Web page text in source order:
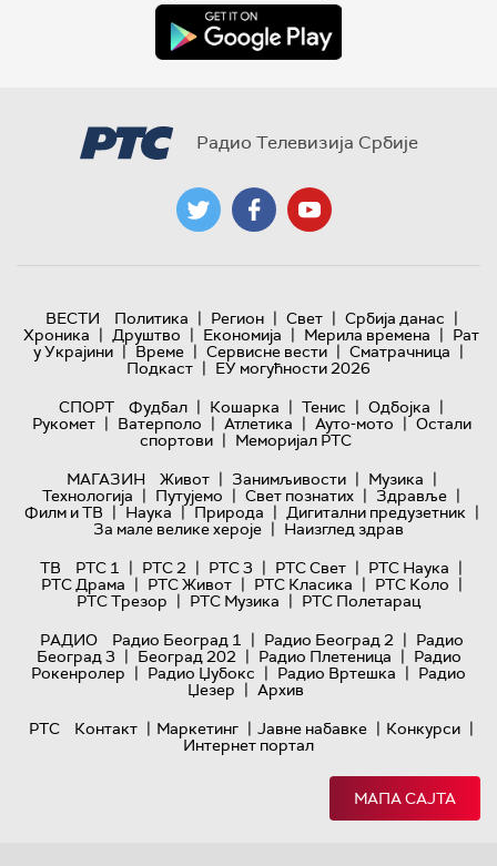
Радио Телевизија Србије
ВЕСТИ Политика | Регион | Свет | Србија данас |
Хроника | Друштво | Економија | Мерила времена | Рат
у Украјини | Време | Сервисне вести | Сматрачница |
Подкаст | ЕУ могућности 2026
СПОРТ
Фудбал | Кошарка | Тенис | Одбојка |
Рукомет | Ватерполо | Атлетика | Ауто-мото | Остали
спортови | Меморијал РТС
МАГАЗИН
Живот | Занимљивости | Музика |
Технологијa | Путујемо | Свет познатих | Здравље |
Филм и ТВ | Наука | Природа | Дигитални предузетник |
За мале велике хероје | Наизглед здрав
ТВ
РТС 1 | РТС 2 | РТС 3 | РТС Свет | РТС Наука |
РТС Драма | РТС Живот | РТС Класика | РТС Коло |
РТС Трезор | РТС Музика | РТС Полетарац
РАДИО
Радио Београд 1 | Радио Београд 2 | Радио
Београд 3 | Београд 202 | Радио Плетеница | Радио
Рокенролер | Радио Џубокс | Радио Вртешка | Радио
Џезер | Архив
РТС
Контакт | Маркетинг | Јавне набавке | Конкурси |
Интернет портал
МАПА САЈТА